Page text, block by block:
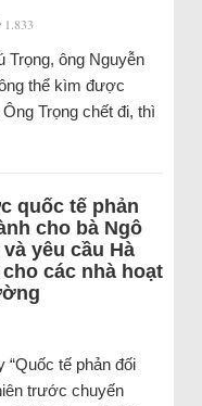
1.833
Trọng, ông Nguyễn
thể kìm được
Trọng chết đi, thì
quốc tế phản
cho bà Ngô
yêu cầu Hà
các nhà hoạt
“Quốc tế phản đối
trước chuyến